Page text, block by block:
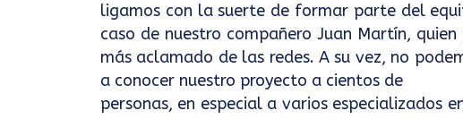
ligamos con la suerte de formar parte del
caso de nuestro compañero Juan Martín,
más aclamado de las redes. A su vez, no
a conocer nuestro proyecto a cientos de
personas, en especial a varios especializados